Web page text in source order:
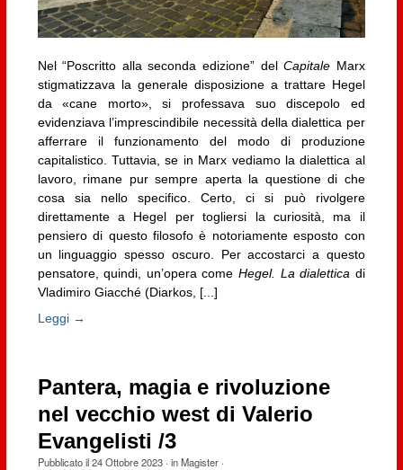
Nel “Poscritto alla seconda edizione” delCapitale Marx
stigmatizzava la generale disposizione a trattare Hegel
da «cane morto», si professava suo discepolo ed
evidenziava l’imprescindibile necessità della dialettica per
afferrare il funzionamento del modo di produzione
capitalistico. Tuttavia, se in Marx vediamo la dialettica al
lavoro, rimane pur sempre aperta la questione di che
cosa sia nello specifico. Certo, ci si può rivolgere
direttamente a Hegel per togliersi la curiosità, ma il
pensiero di questo filosofo è notoriamente esposto con
un linguaggio spesso oscuro. Per accostarci a questo
pensatore, quindi, un’opera comeHegel. La dialettica di
Vladimiro Giacché (Diarkos, [...]
Leggi →
Pantera, magia e rivoluzione
nel vecchio west di Valerio
Evangelisti /3
Pubblicato il24 Ottobre 2023· inMagister·